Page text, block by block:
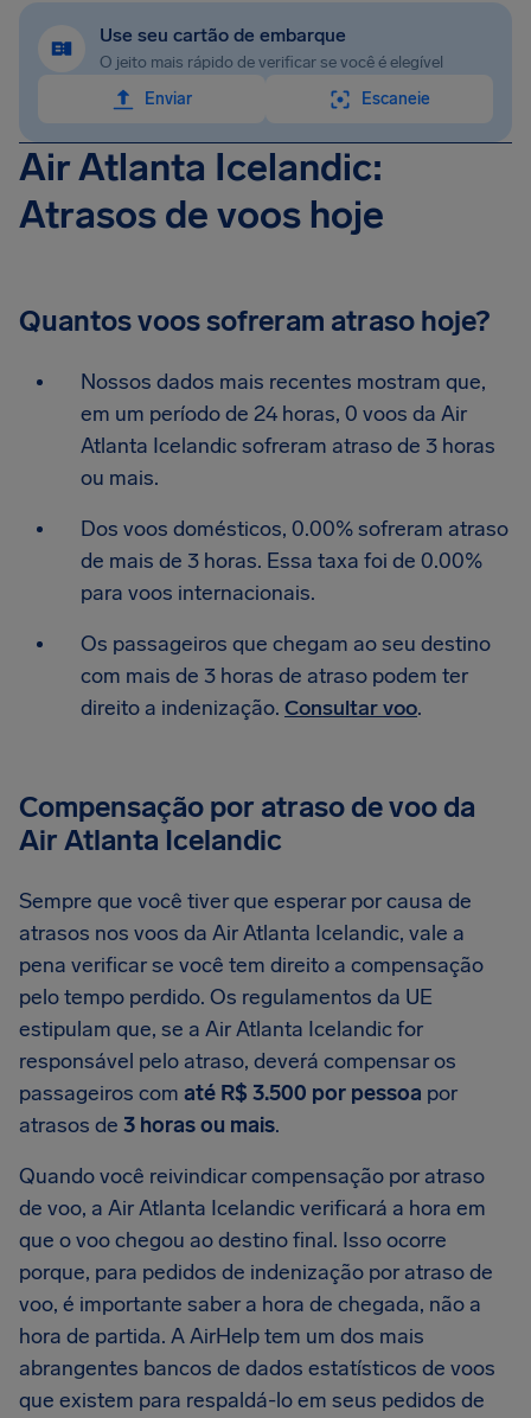
Use seu cartão de embarque
O jeito mais rápido de verificar se você é elegível
Enviar
Escaneie
Air Atlanta Icelandic:
Atrasos de voos hoje
Quantos voos sofreram atraso hoje?
Nossos dados mais recentes mostram que,
em um período de 24 horas, 0 voos da Air
Atlanta Icelandic sofreram atraso de 3 horas
ou mais.
Dos voos domésticos, 0.00% sofreram atraso
de mais de 3 horas. Essa taxa foi de 0.00%
para voos internacionais.
Os passageiros que chegam ao seu destino
com mais de 3 horas de atraso podem ter
direito a indenização. Consultar voo.
Compensação por atraso de voo da
Air Atlanta Icelandic
Sempre que você tiver que esperar por causa de
atrasos nos voos da Air Atlanta Icelandic, vale a
pena verificar se você tem direito a compensação
pelo tempo perdido. Os regulamentos da UE
estipulam que, se a Air Atlanta Icelandic for
responsável pelo atraso, deverá compensar os
passageiros com até R$ 3.500 por pessoa por
atrasos de 3 horas ou mais.
Quando você reivindicar compensação por atraso
de voo, a Air Atlanta Icelandic verificará a hora em
que o voo chegou ao destino final. Isso ocorre
porque, para pedidos de indenização por atraso de
voo, é importante saber a hora de chegada, não a
hora de partida. A AirHelp tem um dos mais
abrangentes bancos de dados estatísticos de voos
que existem para respaldá-lo em seus pedidos de